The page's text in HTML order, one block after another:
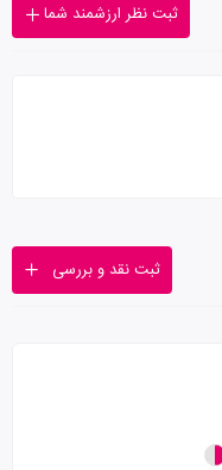
ثبت نظر ارزشمند شما
ثبت نقد و بررسی